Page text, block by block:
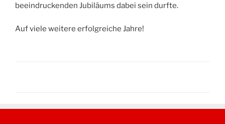
beeindruckenden Jubiläums dabei sein durfte.
Auf viele weitere erfolgreiche Jahre!